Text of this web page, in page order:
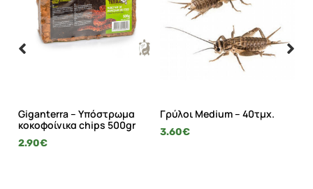
Giganterra – Υπόστρωμα
κοκοφοίνικα chips 500gr
2.90€
Γρύλοι Medium – 40τμχ.
3.60€